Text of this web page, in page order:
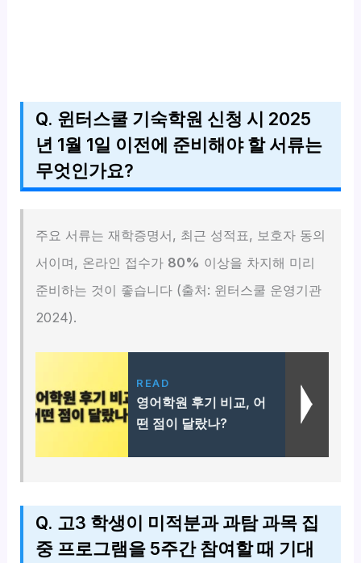
Q. 윈터스쿨 기숙학원 신청 시 2025
년 1월 1일 이전에 준비해야 할 서류는
무엇인가요?
주요 서류는 재학증명서, 최근 성적표, 보호자 동의
서이며, 온라인 접수가 80% 이상을 차지해 미리
준비하는 것이 좋습니다 (출처: 윈터스쿨 운영기관
2024).
READ
영어학원 후기 비교, 어
떤 점이 달랐나?
Q. 고3 학생이 미적분과 과탐 과목 집
중 프로그램을 5주간 참여할 때 기대